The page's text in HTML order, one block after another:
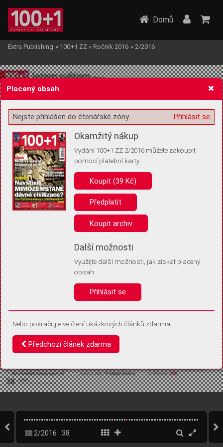
Žádost o souhlas s ukládáním volitelných informací
Pro základní fungování webu nepotřebujeme ukládat žádné informace
(tzv. cookies apod.). Rádi bychom vás ale požádali o souhlas s
uložením volitelných informací:
Anonymní unikátní ID
Díky němu příště poznáme, že se jedná o stejné zařízení, a
Identifikátor je zcela anonymní.
Vaše souhlasy a odmítnutí si ukládáme do vašeho zařízení, abychom se
vás už příště znovu neptali. Můžete je kdykoli později upravit ve Správě
Domů
Extra Publishing » 100+1 ZZ » Ročník 2016 » 2/2016
2/2016 38
Placený obsah
Přihlásit se
Nejste přihlášen do čtenářské zóny
Okamžitý nákup
Vydání 100+1 ZZ 2/2016 můžete zakoupit
pomocí platební karty
Koupit (39 Kč)
Předplatit
Koupit archiv
Další možnosti
Využijte další možnosti, jak získat placený
obsah
Přihlásit se
Nebo pokračujte ve čtení ukázkových článků zdarma
Předchozí článek zdarma